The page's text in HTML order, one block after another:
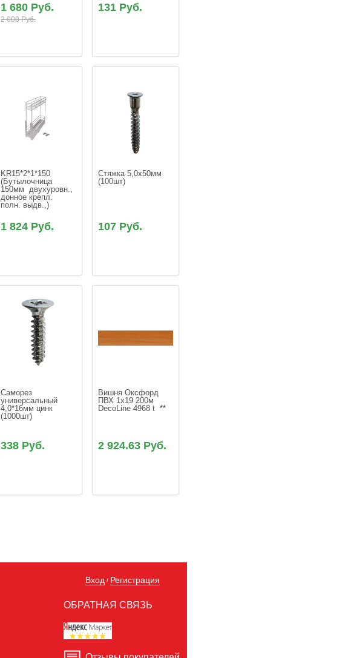
1 680 Руб.
2 000 Руб.
131 Руб.
KR15*2*1*150
(Бутылочница
150мм  двухуровн.,
донное крепл.
полн. выдв.,)
1 824 Руб.
Стяжка 5,0х50мм
(100шт)
107 Руб.
Саморез
универсальный
4,0*16мм цинк
(1000шт)
338 Руб.
Вишня Оксфорд
ПВХ 1x19 200м
DecoLine 4968 t  **
2 924.63 Руб.
Вход / Регистрация
ОБРАТНАЯ СВЯЗЬ